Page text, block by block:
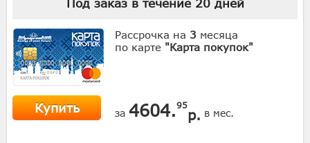
Под заказ в течение 20дней
Рассрочка на 3 месяца
по карте "Карта покупок"
Купить за 4604.95
р. в мес.